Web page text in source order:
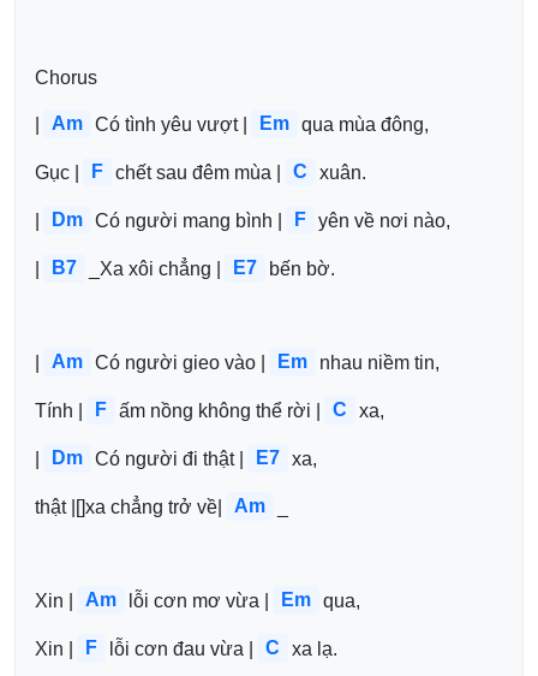
Chorus
Am Có tình yêu vượt | Em qua mùa đông,
Gục | F chết sau đêm mùa | C xuân.
Dm Có người mang bình | F yên về nơi nào,
B7 _Xa xôi chẳng | E7 bến bờ.
Am Có người gieo vào | Em nhau niềm tin,
Tính | F ấm nồng không thể rời | C xa,
Dm Có người đi thật | E7 xa,
thật |[]xa chẳng trở về| Am
Xin | Am lỗi cơn mơ vừa | Em qua,
Xin | F lỗi cơn đau vừa | C xa lạ.